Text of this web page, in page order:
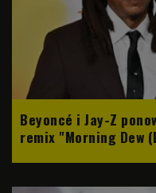
Beyoncé i Jay-Z
remix "Morning Dew